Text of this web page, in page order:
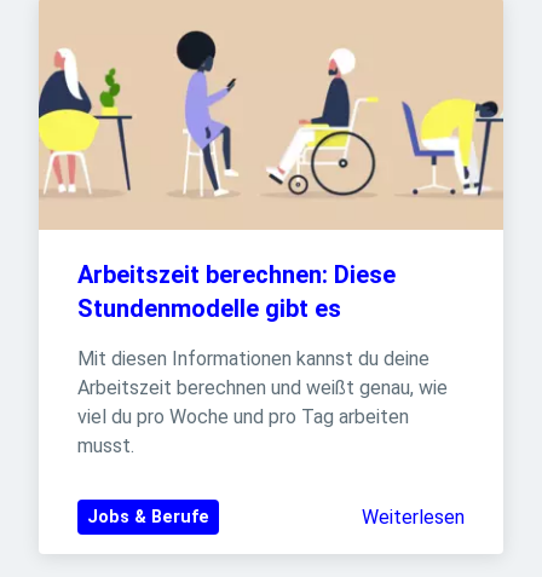
Arbeitszeit berechnen: Diese
Stundenmodelle gibt es
Mit diesen Informationen kannst du deine
Arbeitszeit berechnen und weißt genau, wie
viel du pro Woche und pro Tag arbeiten
musst.
Jobs & Berufe Weiterlesen